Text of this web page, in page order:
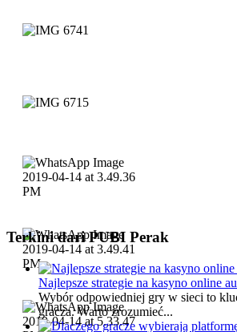
Terkini dari PUBI Perak
Najlepsze strategie na kasyno online
Wybór odpowiedniej gry w sieci to
gracza. Warto zrozumieć...